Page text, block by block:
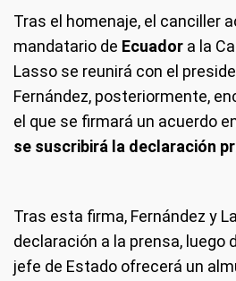
Tras el homenaje, el canciller
mandatario de Ecuador a la
Lasso se reunirá con el
Fernández, posteriormente,
el que se firmará un acuerdo
se suscribirá la declaración
Tras esta firma, Fernández y
declaración a la prensa, luego
jefe de Estado ofrecerá un